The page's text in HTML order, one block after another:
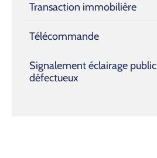
Transaction immobilière
Télécommande
Signalement éclairage public
défectueux